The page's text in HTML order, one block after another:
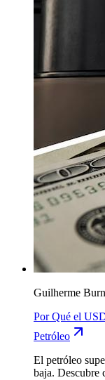
Guilherme
Por Qué el
Petróleo
El petróleo
baja. Descubre